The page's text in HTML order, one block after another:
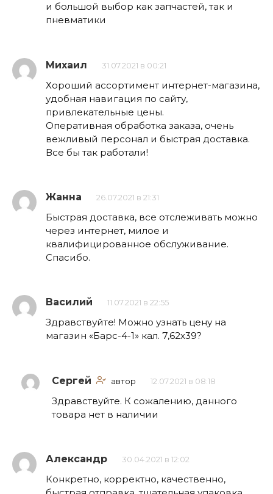
и большой выбор как запчастей, так и
пневматики
Михаил 31.07.2021 в 00:21
Хороший ассортимент интернет-магазина,
удобная навигация по сайту,
привлекательные цены.
Оперативная обработка заказа, очень
вежливый персонал и быстрая доставка.
Все бы так работали!
Жанна 26.07.2021 в 21:31
Быстрая доставка, все отслеживать можно
через интернет, милое и
квалифицированное обслуживание.
Спасибо.
Василий 11.07.2021 в 22:55
Здравствуйте! Можно узнать цену на
магазин «Барс-4-1» кал. 7,62х39?
Сергей автор 12.07.2021 в 08:18
Здравствуйте. К сожалению, данного
товара нет в наличии
Александр 30.04.2021 в 12:02
Конкретно, корректно, качественно,